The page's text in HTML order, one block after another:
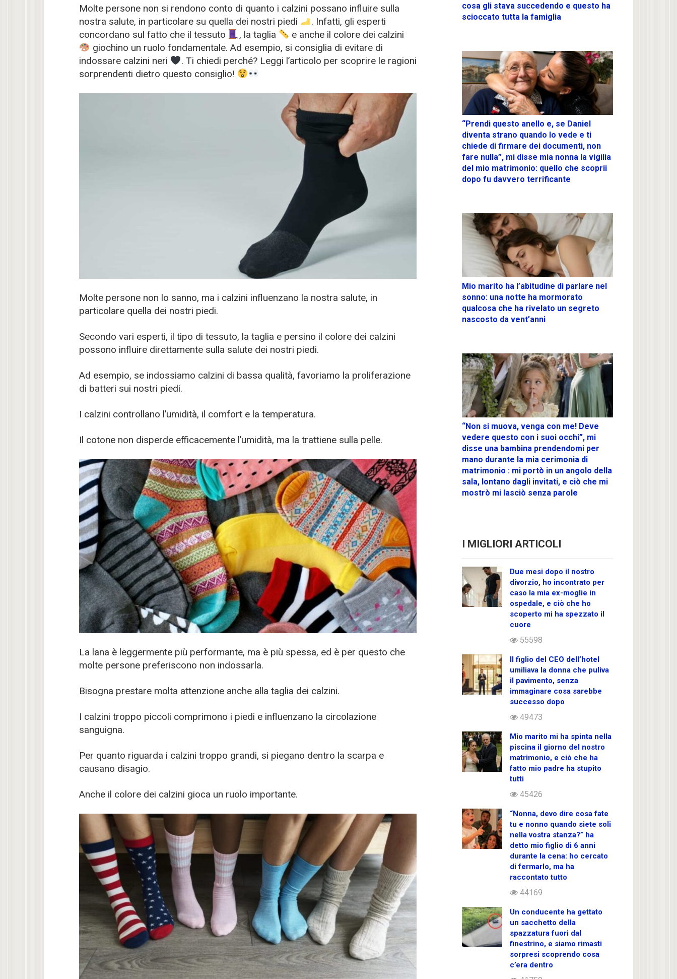
Molte persone non si rendono conto di quanto i calzini possano influire sulla
nostra salute, in particolare su quella dei nostri piedi
. Infatti, gli esperti
concordano sul fatto che il tessuto
, la taglia
e anche il colore dei calzini
giochino un ruolo fondamentale. Ad esempio, si consiglia di evitare di
indossare calzini neri
. Ti chiedi perché? Leggi l’articolo per scoprire le ragioni
sorprendenti dietro questo consiglio!
Molte persone non lo sanno, ma i calzini influenzano la nostra salute, in
particolare quella dei nostri piedi.
Secondo vari esperti, il tipo di tessuto, la taglia e persino il colore dei calzini
possono influire direttamente sulla salute dei nostri piedi.
Ad esempio, se indossiamo calzini di bassa qualità, favoriamo la proliferazione
di batteri sui nostri piedi.
I calzini controllano l’umidità, il comfort e la temperatura.
Il cotone non disperde efficacemente l’umidità, ma la trattiene sulla pelle.
La lana è leggermente più performante, ma è più spessa, ed è per questo che
molte persone preferiscono non indossarla.
Bisogna prestare molta attenzione anche alla taglia dei calzini.
I calzini troppo piccoli comprimono i piedi e influenzano la circolazione
sanguigna.
Per quanto riguarda i calzini troppo grandi, si piegano dentro la scarpa e
causano disagio.
Anche il colore dei calzini gioca un ruolo importante.
cosa gli stava succedendo e questo ha
scioccato tutta la famiglia
“Prendi questo anello e, se Daniel
diventa strano quando lo vede e ti
chiede di firmare dei documenti, non
fare nulla”, mi disse mia nonna la vigilia
del mio matrimonio: quello che scoprii
dopo fu davvero terrificante
Mio marito ha l’abitudine di parlare nel
sonno: una notte ha mormorato
qualcosa che ha rivelato un segreto
nascosto da vent’anni
“Non si muova, venga con me! Deve
vedere questo con i suoi occhi”, mi
disse una bambina prendendomi per
mano durante la mia cerimonia di
matrimonio : mi portò in un angolo della
sala, lontano dagli invitati, e ciò che mi
mostrò mi lasciò senza parole
I MIGLIORI ARTICOLI
Due mesi dopo il nostro
divorzio, ho incontrato per
caso la mia ex-moglie in
ospedale, e ciò che ho
scoperto mi ha spezzato il
cuore
55598
Il figlio del CEO dell’hotel
umiliava la donna che puliva
il pavimento, senza
immaginare cosa sarebbe
successo dopo
49473
Mio marito mi ha spinta nella
piscina il giorno del nostro
matrimonio, e ciò che ha
fatto mio padre ha stupito
tutti
45426
“Nonna, devo dire cosa fate
tu e nonno quando siete soli
nella vostra stanza?” ha
detto mio figlio di 6 anni
durante la cena: ho cercato
di fermarlo, ma ha
raccontato tutto
44169
Un conducente ha gettato
un sacchetto della
spazzatura fuori dal
finestrino, e siamo rimasti
sorpresi scoprendo cosa
c’era dentro